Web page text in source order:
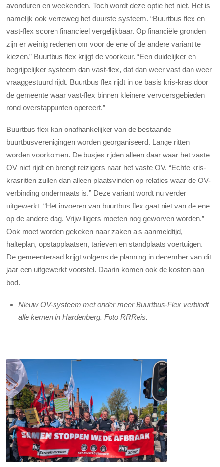
avonduren en weekenden. Toch wordt deze optie het niet. Het is
namelijk ook verreweg het duurste systeem. “Buurtbus flex en
vast-flex scoren financieel vergelijkbaar. Op financiële gronden
zijn er weinig redenen om voor de ene of de andere variant te
kiezen.” Buurtbus flex krijgt de voorkeur. “Een duidelijker en
begrijpelijker systeem dan vast-flex, dat dan weer vast dan weer
vraaggestuurd rijdt. Buurtbus flex rijdt in de basis kris-kras door
de gemeente waar vast-flex binnen kleinere vervoersgebieden
rond overstappunten opereert.”
Buurtbus flex kan onafhankelijker van de bestaande
buurtbusverenigingen worden georganiseerd. Lange ritten
worden voorkomen. De busjes rijden alleen daar waar het vaste
OV niet rijdt en brengt reizigers naar het vaste OV. “Echte kris-
krasritten zullen dan alleen plaatsvinden op relaties waar de OV-
verbinding ondermaats is.” Deze variant wordt nu verder
uitgewerkt. “Het invoeren van buurtbus flex gaat niet van de ene
op de andere dag. Vrijwilligers moeten nog geworven worden.”
Ook moet worden gekeken naar zaken als aanmeldtijd,
halteplan, opstapplaatsen, tarieven en standplaats voertuigen.
De gemeenteraad krijgt volgens de planning in december van dit
jaar een uitgewerkt voorstel. Daarin komen ook de kosten aan
bod.
Nieuw OV-systeem met onder meer Buurtbus-Flex verbindt
alle kernen in Hardenberg. Foto RRReis.